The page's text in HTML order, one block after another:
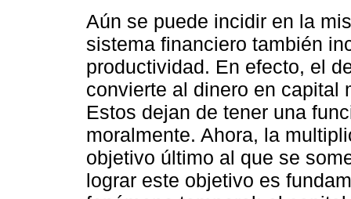
Aún se puede incidir en la
sistema financiero también
productividad. En efecto, el
convierte al dinero en capital
Estos dejan de tener una
moralmente. Ahora, la
objetivo último al que se
lograr este objetivo es